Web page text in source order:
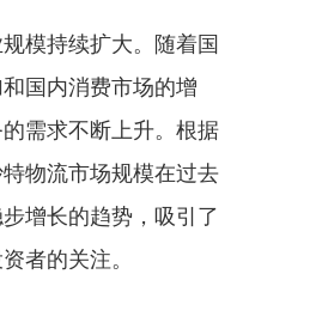
模持续扩大。随着国
国内消费市场的增
需求不断上升。根据
物流市场规模在过去
增长的趋势，吸引了
者的关注。